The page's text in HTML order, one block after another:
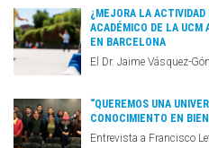
¿MEJORA LA
ACADÉMICO DE LA UCM
EN BARCELONA
El Dr. Jaime Vásquez-
“QUEREMOS UNA
CONOCIMIENTO EN
Entrevista a Francisco